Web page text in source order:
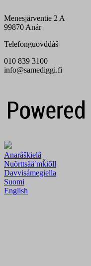
Menesjärventie 2 A
99870 Anár
Telefonguovddáš
010 839 3100
info@samediggi.fi
Anarâškielâ
Nuõrttsääʹmǩiõll
Davvisámegiella
Suomi
English